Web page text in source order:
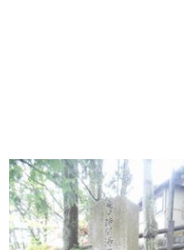
まんじゅう
スナック